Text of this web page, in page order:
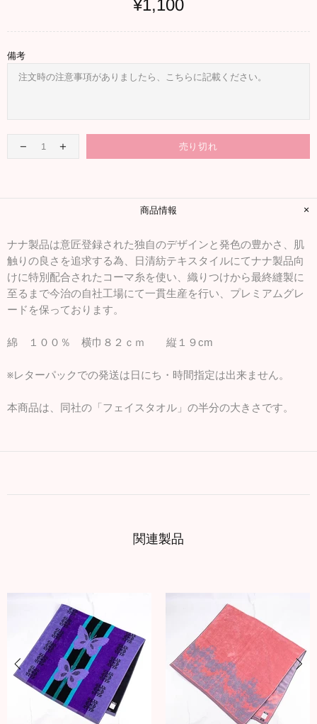
¥1,100
備考
売り切れ
商品情報
ナナ製品は意匠登録された独自のデザインと発色の豊かさ、肌
触りの良さを追求する為、日清紡テキスタイルにてナナ製品向
けに特別配合されたコーマ糸を使い、織りつけから最終縫製に
至るまで今治の自社工場にて一貫生産を行い、プレミアムグレ
ードを保っております。
綿 １００％ 横巾８２ｃｍ 縦１９cm
※レターパックでの発送は日にち・時間指定は出来ません。
本商品は、同社の「フェイスタオル」の半分の大きさです。
関連製品